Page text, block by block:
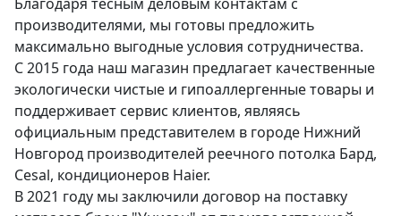
производителями, мы готовы предложить
максимально выгодные условия сотрудничества.
С 2015 года наш магазин предлагает качественные
экологически чистые и гипоаллергенные товары и
поддерживает сервис клиентов, являясь
официальным представителем в городе Нижний
Новгород производителей реечного потолка Бард,
Cesal, кондиционеров Haier.
В 2021 году мы заключили договор на поставку